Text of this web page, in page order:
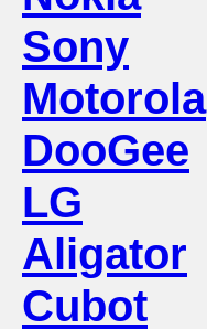
Sony
Motorola
DooGee
LG
Aligator
Cubot